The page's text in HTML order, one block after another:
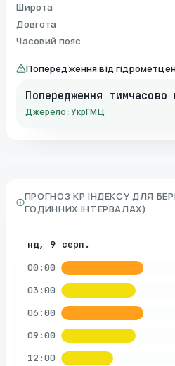
Широта
Довгота
Часовий пояс
Попередження від
Попередження тимчасово
Джерело: УкрГМЦ
ПРОГНОЗ KP ІНДЕКСУ ДЛЯ
ГОДИННИХ ІНТЕРВАЛАХ)
нд, 9 серп.
00:00
03:00
06:00
09:00
12:00